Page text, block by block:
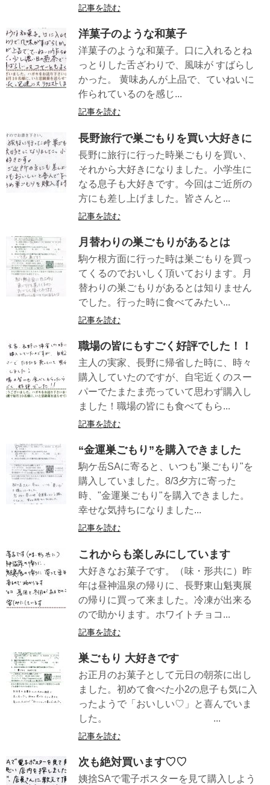
記事を読む
洋菓子のような和菓子
洋菓子のような和菓子。口に入れるとね
っとりした舌ざわりで、風味が すばらし
かった。 黄味あんが上品で、ていねいに
作られているのを感じ...
記事を読む
長野旅行で巣ごもりを買い大好きに
長野に旅行に行った時巣ごもりを買い、
それから大好きになりました。小学生に
なる息子も大好きです。今回はご近所の
方にも差し上げました。皆さんと...
記事を読む
月替わりの巣ごもりがあるとは
駒ケ根方面に行った時は巣ごもりを買っ
てくるのでおいしく頂いております。月
替わりの巣ごもりがあるとは知りません
でした。行った時に食べてみたい...
記事を読む
職場の皆にもすごく好評でした！！
主人の実家、長野に帰省した時に、時々
購入していたのですが、自宅近くのスー
パーでたまたま売っていて思わず購入し
ました！職場の皆にも食べてもら...
記事を読む
“金運巣ごもり”を購入できました
駒ケ岳SAに寄ると、いつも"巣ごもり"を
購入していました。8/3夕方に寄った
時、"金運巣ごもり"を購入できました。
幸せな気持ちになりました...
記事を読む
これからも楽しみにしています
大好きなお菓子です。（味・形共に）昨
年は昼神温泉の帰りに、長野東山魁夷展
の帰りに買って来ました。冷凍が出来る
ので助かります。ホワイトチョコ...
記事を読む
巣ごもり 大好きです
お正月のお菓子として元日の朝茶に出し
ました。初めて食べた小2の息子も気に入
ったようで「おいしい♡」と喜んでいま
した。 ...
記事を読む
次も絶対買います♡♡
姨捨SAで電子ポスターを見て購入しよう